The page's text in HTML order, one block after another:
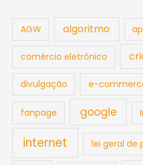
AGW algoritmo
comércio eletrônico
divulgação e-
fanpage google
internet lei geral de